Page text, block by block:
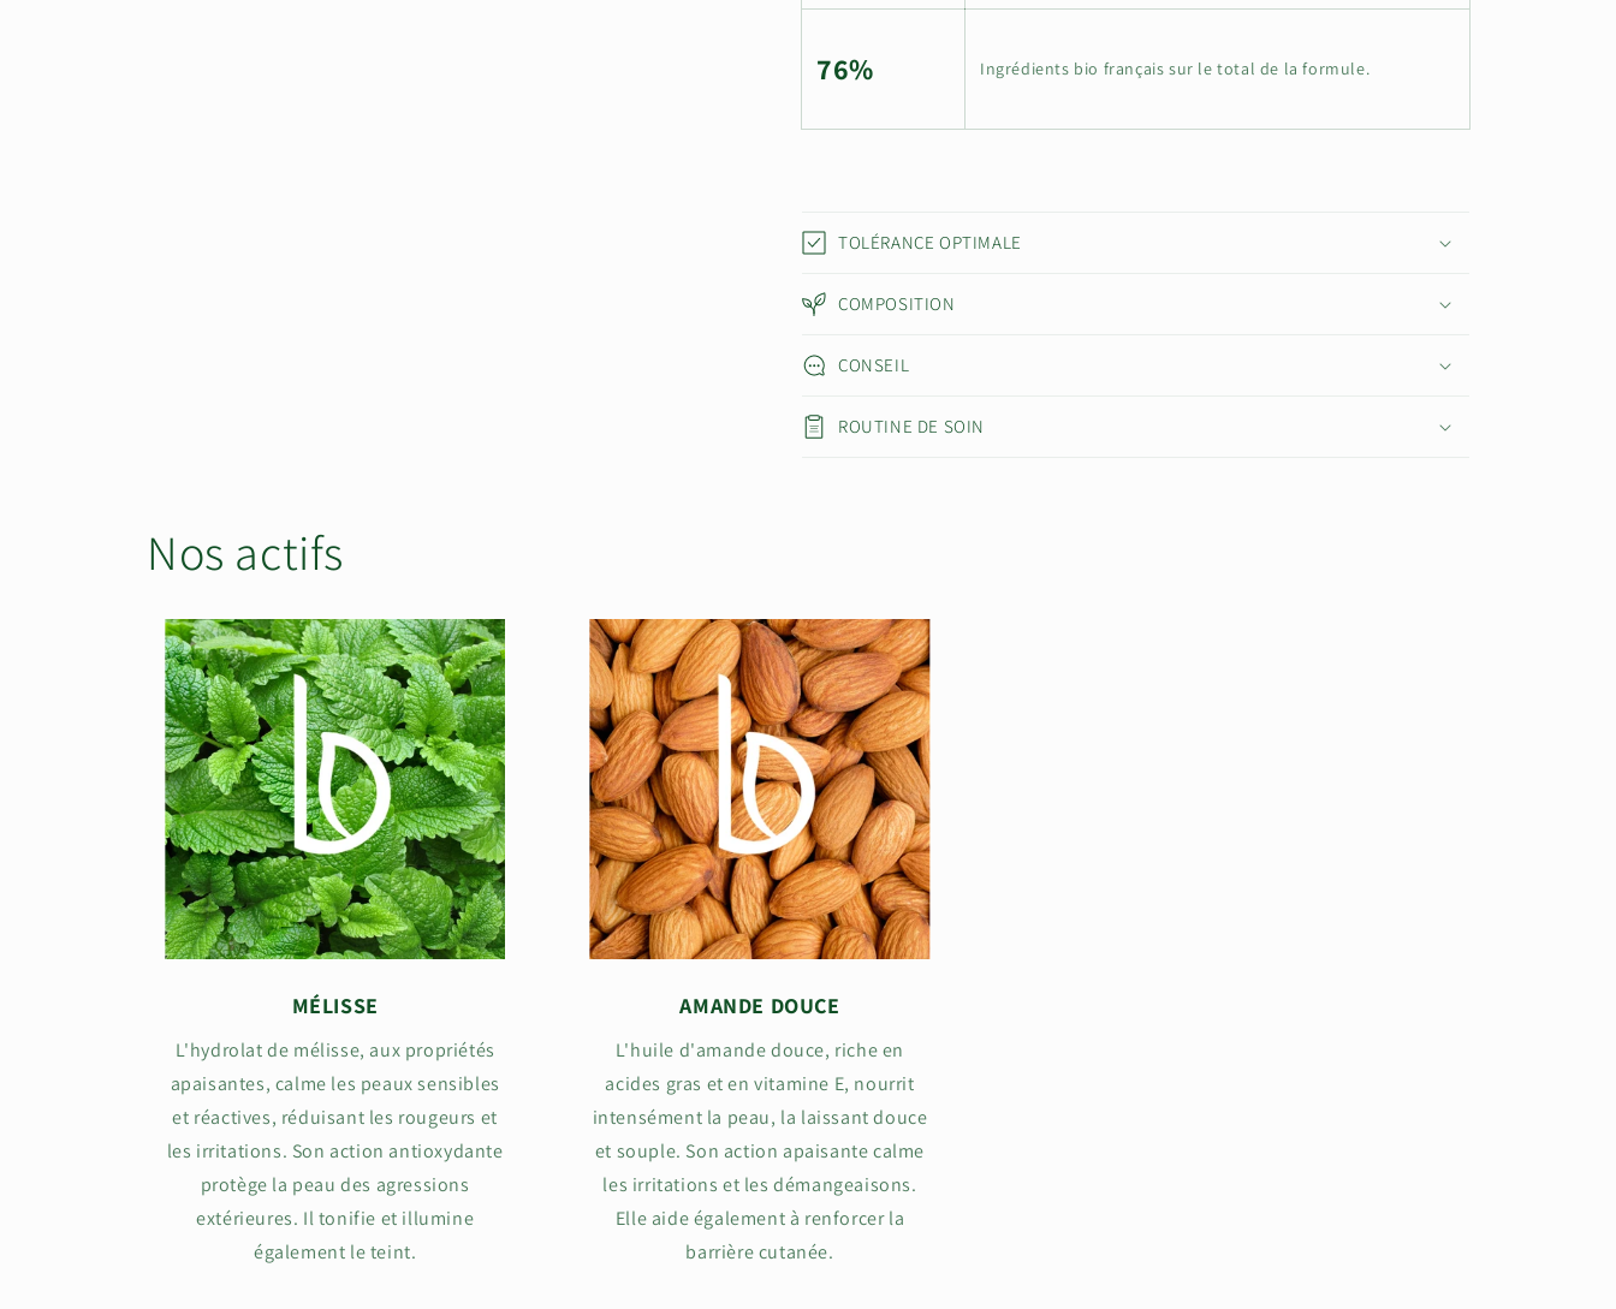
76% Ingrédients bio français sur le total de la formule.
TOLÉRANCE OPTIMALE
COMPOSITION
CONSEIL
ROUTINE DE SOIN
Nos actifs
MÉLISSE
L'hydrolat de mélisse, aux propriétés
apaisantes, calme les peaux sensibles
et réactives, réduisant les rougeurs et
les irritations. Son action antioxydante
protège la peau des agressions
extérieures. Il tonifie et illumine
également le teint.
AMANDE DOUCE
L'huile d'amande douce, riche en
acides gras et en vitamine E, nourrit
intensément la peau, la laissant douce
et souple. Son action apaisante calme
les irritations et les démangeaisons.
Elle aide également à renforcer la
barrière cutanée.